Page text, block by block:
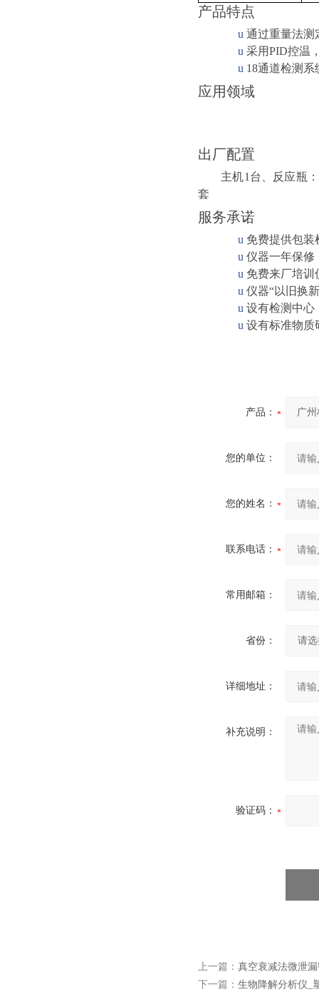
产品特点
u 通过重量法测
u 采用PID控温
u 18通道检测系
应用领域
出厂配置
主机1 台、反应瓶：
套
服务承诺
u 免费提供包装
u 仪器一年保修
u 免费来厂培训
u 仪器“以旧换
u 设有检测中心
u 设有标准物质
产品：
您的单位：
您的姓名：
联系电话：
常用邮箱：
省份：
详细地址：
补充说明：
验证码：
上一篇： 真空衰减法微泄
下一篇： 生物降解分析仪_